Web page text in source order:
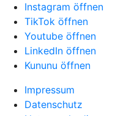
Instagram öffnen
TikTok öffnen
Youtube öffnen
LinkedIn öffnen
Kununu öffnen
Impressum
Datenschutz